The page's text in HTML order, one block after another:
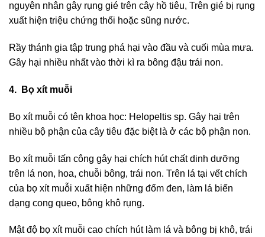
nguyên nhân gây rụng gié trên cây hồ tiêu, Trên gié bị rụng
xuất hiện triệu chứng thối hoặc sũng nước.
Rầy thánh gia tập trung phá hại vào đầu và cuối mùa mưa.
Gây hại nhiều nhất vào thời kì ra bông đậu trái non.
4. Bọ xít muỗi
Bọ xít muỗi có tên khoa học: Helopeltis sp. Gây hại trên
nhiều bộ phận của cây tiêu đặc biệt là ở các bộ phận non.
Bọ xít muỗi tấn công gây hại chích hút chất dinh dưỡng
trên lá non, hoa, chuỗi bông, trái non. Trên lá tại vết chích
của bọ xít muỗi xuất hiện những đốm đen, làm lá biến
dạng cong queo, bông khô rụng.
Mật độ bọ xít muỗi cao chích hút làm lá và bông bị khô, trái